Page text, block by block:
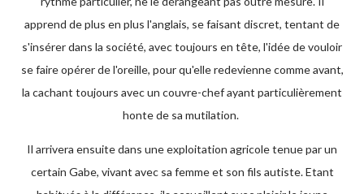
apprend de plus en plus l'anglais, se faisant discret, tentant de
s'insérer dans la société, avec toujours en tête, l'idée de vouloir
se faire opérer de l'oreille, pour qu'elle redevienne comme avant,
la cachant toujours avec un couvre-chef ayant particulièrement
honte de sa mutilation.
Il arrivera ensuite dans une exploitation agricole tenue par un
certain Gabe, vivant avec sa femme et son fils autiste. Etant